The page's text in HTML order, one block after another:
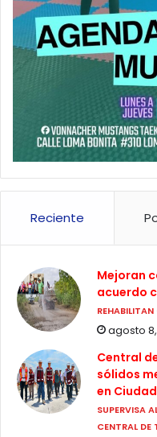
Reciente
Mejoran
acuerdo
agosto
Central
sólidos
en
SUPERVISA
CENTRAL DE